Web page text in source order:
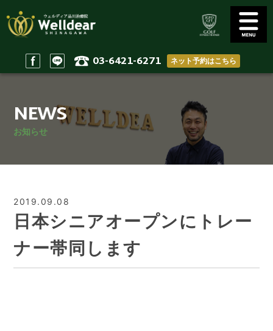
03-6421-6271 ネット予約はこちら
Staff
スタッフ
Access
アクセス
Home
ホーム
NEWS
お知らせ
2019.09.08
日本シニアオープンにトレー
ナー帯同します